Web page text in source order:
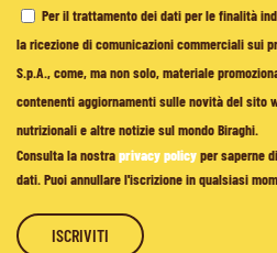
Per il trattamento dei dati per le finalità
la ricezione di comunicazioni commerciali sui
S.p.A., come, ma non solo, materiale
contenenti aggiornamenti sulle novità del sito
nutrizionali e altre notizie sul mondo Biraghi.
Consulta la nostraprivacy policyper saperne
dati. Puoi annullare l'iscrizione in qualsiasi